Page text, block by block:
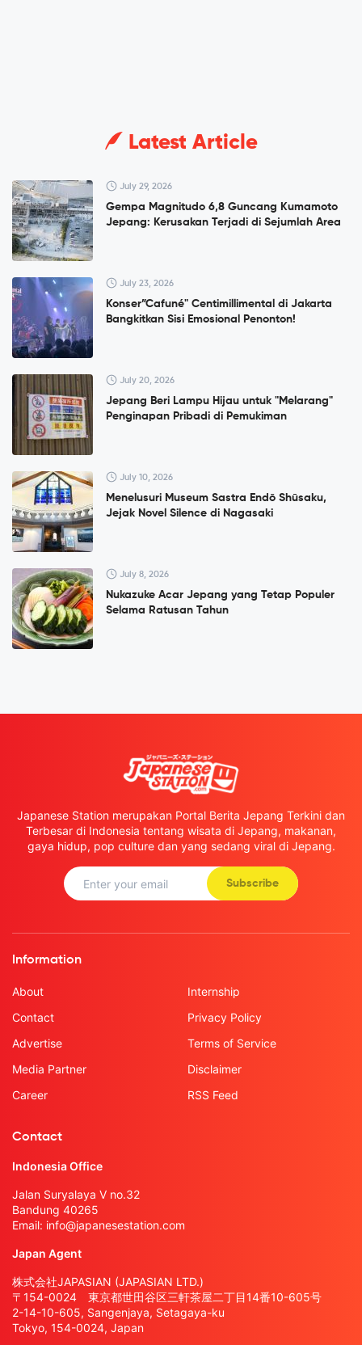
Latest Article
July 29, 2026
Gempa Magnitudo 6,8 Guncang Kumamoto
Jepang: Kerusakan Terjadi di Sejumlah Area
July 23, 2026
Konser”Cafuné" Centimillimental di Jakarta
Bangkitkan Sisi Emosional Penonton!
July 20, 2026
Jepang Beri Lampu Hijau untuk "Melarang"
Penginapan Pribadi di Pemukiman
July 10, 2026
Menelusuri Museum Sastra Endō Shūsaku,
Jejak Novel Silence di Nagasaki
July 8, 2026
Nukazuke Acar Jepang yang Tetap Populer
Selama Ratusan Tahun
Japanese Station merupakan Portal Berita Jepang Terkini dan
Terbesar di Indonesia tentang wisata di Jepang, makanan,
gaya hidup, pop culture dan yang sedang viral di Jepang.
Subscribe
Information
About
Contact
Advertise
Media Partner
Career
Internship
Privacy Policy
Terms of Service
Disclaimer
RSS Feed
Contact
Indonesia Office
Jalan Suryalaya V no.32
Bandung 40265
Email: info@japanesestation.com
Japan Agent
株式会社JAPASIAN (JAPASIAN LTD.)
〒154-0024 東京都世田谷区三軒茶屋二丁目14番10-605号
2-14-10-605, Sangenjaya, Setagaya-ku
Tokyo, 154-0024, Japan